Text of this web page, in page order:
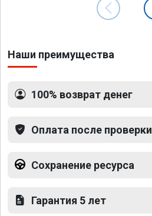
Наши преимущества
100% возврат денег
Оплата после проверки
Сохранение ресурса
Гарантия 5 лет